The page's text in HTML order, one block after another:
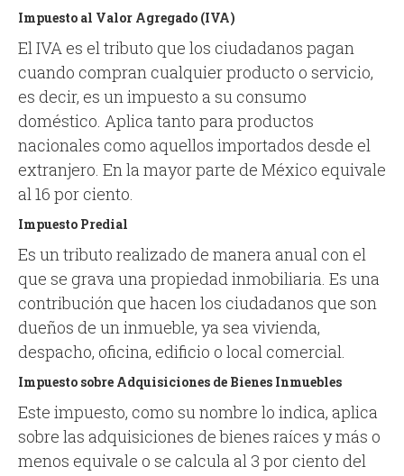
Impuesto al Valor Agregado (IVA)
El IVA es el tributo que los ciudadanos pagan
cuando compran cualquier producto o servicio,
es decir, es un impuesto a su consumo
doméstico. Aplica tanto para productos
nacionales como aquellos importados desde el
extranjero. En la mayor parte de México equivale
al 16 por ciento.
Impuesto Predial
Es un tributo realizado de manera anual con el
que se grava una propiedad inmobiliaria. Es una
contribución que hacen los ciudadanos que son
dueños de un inmueble, ya sea vivienda,
despacho, oficina, edificio o local comercial.
Impuesto sobre Adquisiciones de Bienes Inmuebles
Este impuesto, como su nombre lo indica, aplica
sobre las adquisiciones de bienes raíces y más o
menos equivale o se calcula al 3 por ciento del